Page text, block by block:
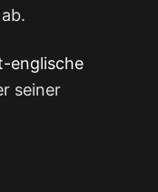
englische
seiner